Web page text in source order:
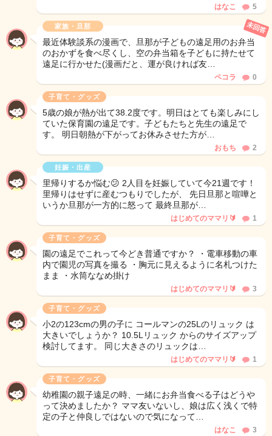
はなこ 5
家族・旦那
最近体験談系の漫画で、旦那が子どもの遠足用のお弁当
のおかずを食べ尽くし、空の弁当箱を子どもに持たせて
遠足に行かせた(漫画だと、運が良ければ友…
未回答
ペコラ 0
子育て・グッズ
5歳の娘が熱が出て38.2度です。明日はとても楽しみにし
ていた保育園の遠足です。子どもたちと先生の遠足で
す。 明日朝熱が下がってお休みさせた方が…
おもち 2
妊娠・出産
里帰りするか悩む😕 2人目を妊娠していて今21週です！
里帰りはせずに産むつもりでしたが、 先日旦那と喧嘩と
いうか旦那が一方的に怒って 最終旦那が…
はじめてのママリ🔰 1
子育て・グッズ
園の遠足でこれって今どき普通ですか？ ・電車移動の車
内で園児の写真を撮る ・胸元に見えるように名札つけた
まま ・水筒ななめ掛け
はじめてのママリ🔰 3
子育て・グッズ
小2の123cmの男の子に コールマンの25Lのリュック は
大きいでしょうか？ 10.5Lリュック からのサイズアップ
検討してます。 同じ大きさのリュックは…
はじめてのママリ🔰 1
子育て・グッズ
幼稚園の親子遠足の時、一緒にお弁当食べる子はどうや
って決めましたか？ ママ友いないし、娘は広く浅くで特
定の子と仲良しではないので気になって…
はなこ 3